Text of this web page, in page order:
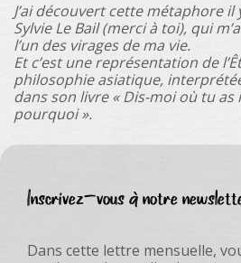
J’ai découvert cette métaphore il
Sylvie Le Bail (merci à toi), qui
l’un des virages de ma vie.
Et c’est une représentation de
philosophie asiatique,
dans son livre « Dis-moi où tu as
pourquoi ».
Inscrivez-vous à notre
Dans cette lettre mensuelle,